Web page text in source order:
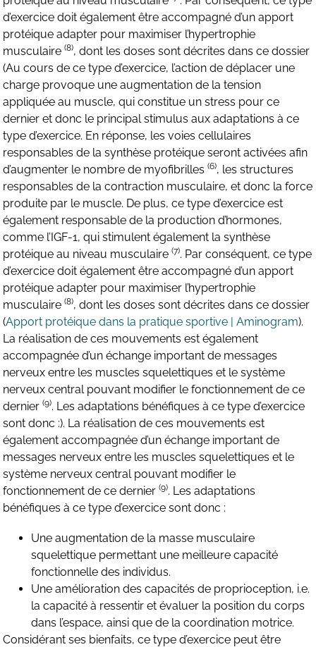
d’exercice doit également être accompagné d’un apport
protéique adapter pour maximiser l’hypertrophie
musculaire(8), dont les doses sont décrites dans ce dossier
(Au cours de ce type d’exercice, l’action de déplacer une
charge provoque une augmentation de la tension
appliquée au muscle, qui constitue un stress pour ce
dernier et donc le principal stimulus aux adaptations à ce
type d’exercice. En réponse, les voies cellulaires
responsables de la synthèse protéique seront activées afin
d’augmenter le nombre de myofibrilles(6), les structures
responsables de la contraction musculaire, et donc la force
produite par le muscle. De plus, ce type d’exercice est
également responsable de la production d’hormones,
comme l’IGF-1, qui stimulent également la synthèse
protéique au niveau musculaire(7). Par conséquent, ce type
d’exercice doit également être accompagné d’un apport
protéique adapter pour maximiser l’hypertrophie
musculaire(8), dont les doses sont décrites dans ce dossier
(Apport protéique dans la pratique sportive | Aminogram).
La réalisation de ces mouvements est également
accompagnée d’un échange important de messages
nerveux entre les muscles squelettiques et le système
nerveux central pouvant modifier le fonctionnement de ce
dernier(9). Les adaptations bénéfiques à ce type d’exercice
sont donc :). La réalisation de ces mouvements est
également accompagnée d’un échange important de
messages nerveux entre les muscles squelettiques et le
système nerveux central pouvant modifier le
fonctionnement de ce dernier(9). Les adaptations
bénéfiques à ce type d’exercice sont donc :
Une augmentation de la masse musculaire
squelettique permettant une meilleure capacité
fonctionnelle des individus.
Une amélioration des capacités de proprioception, i.e.
la capacité à ressentir et évaluer la position du corps
dans l’espace, ainsi que de la coordination motrice.
Considérant ses bienfaits, ce type d’exercice peut être